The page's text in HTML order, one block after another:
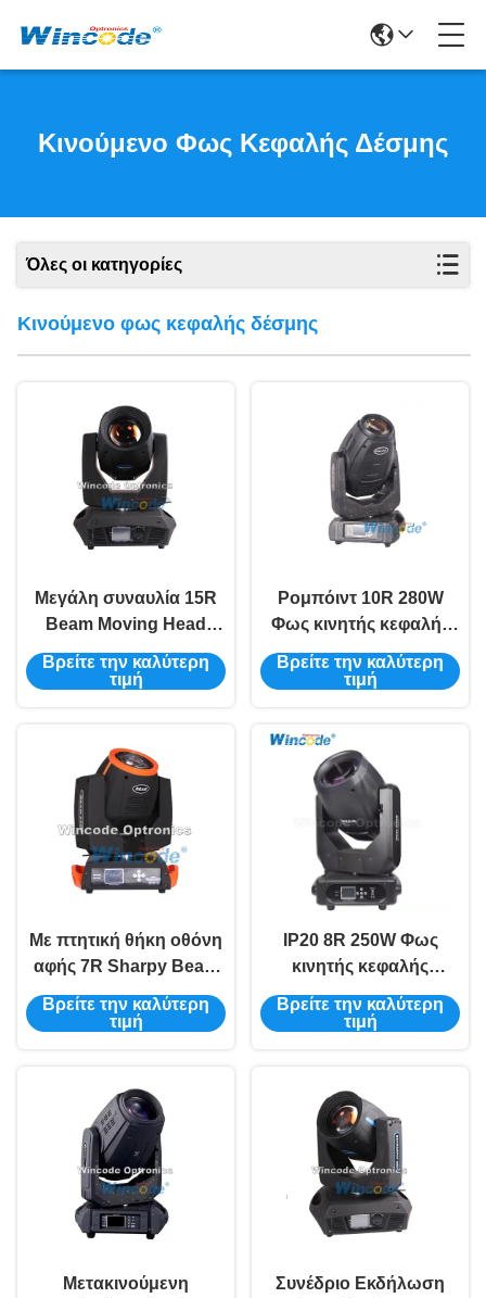
Κινούμενο Φως Κεφαλής Δέσμης
Όλες οι κατηγορίες
Κινούμενο φως κεφαλής δέσμης
Μεγάλη συναυλία 15R
Beam Moving Head
Light 330W με Custom
Design LOGO
Βρείτε την καλύτερη
τιμή
Ρομπόιντ 10R 280W
Φως κινητής κεφαλής
δέσμης με 0~100%
πλήρη εξασθένηση
Βρείτε την καλύτερη
τιμή
Με πτητική θήκη οθόνη
αφής 7R Sharpy Beam
230W κινούμενο κεφάλι
Φως Μαύρο
Βρείτε την καλύτερη
τιμή
IP20 8R 250W Φως
κινητής κεφαλής
δέσμης για θεατρική
παράσταση
Βρείτε την καλύτερη
τιμή
Μετακινούμενη
Συνέδριο Εκδήλωση